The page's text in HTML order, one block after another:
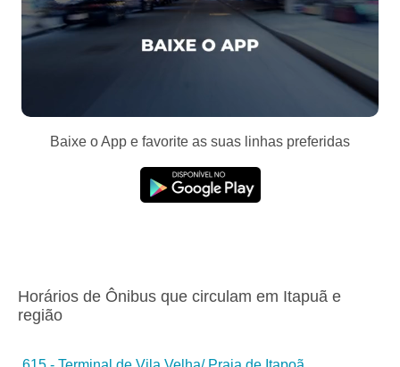
Baixe o App e favorite as suas linhas preferidas
Horários de Ônibus que circulam em Itapuã e
região